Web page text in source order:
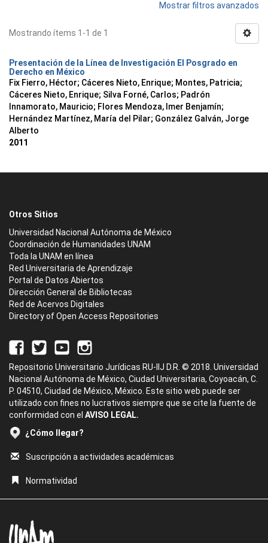
Mostrar filtros avanzados
Mostrando ítems 1-1 de 1
Presentación de la Línea de Investigación El Posgrado en
Derecho en México
Fix Fierro, Héctor; Cáceres Nieto, Enrique; Montes, Patricia;
Cáceres Nieto, Enrique; Silva Forné, Carlos; Padrón
Innamorato, Mauricio; Flores Mendoza, Imer Benjamín;
Hernández Martínez, María del Pilar; González Galván, Jorge
Alberto
2011
Otros Sitios
Universidad Nacional Autónoma de México
Coordinación de Humanidades UNAM
Toda la UNAM en línea
Red Universitaria de Aprendizaje
Portal de Datos Abiertos
Dirección General de Bibliotecas
Red de Acervos Digitales
Directory of Open Access Repositories
Repositorio Universitario Jurídicas RU-IIJ D.R. © 2018. Universidad
Nacional Autónoma de México, Ciudad Universitaria, Coyoacán, C.
P. 04510, Ciudad de México, México. Este sitio web puede ser
utilizado con fines no lucrativos siempre que se cite la fuente de
conformidad con el AVISO LEGAL.
¿Cómo llegar?
Suscripción a actividades académicas
Normatividad